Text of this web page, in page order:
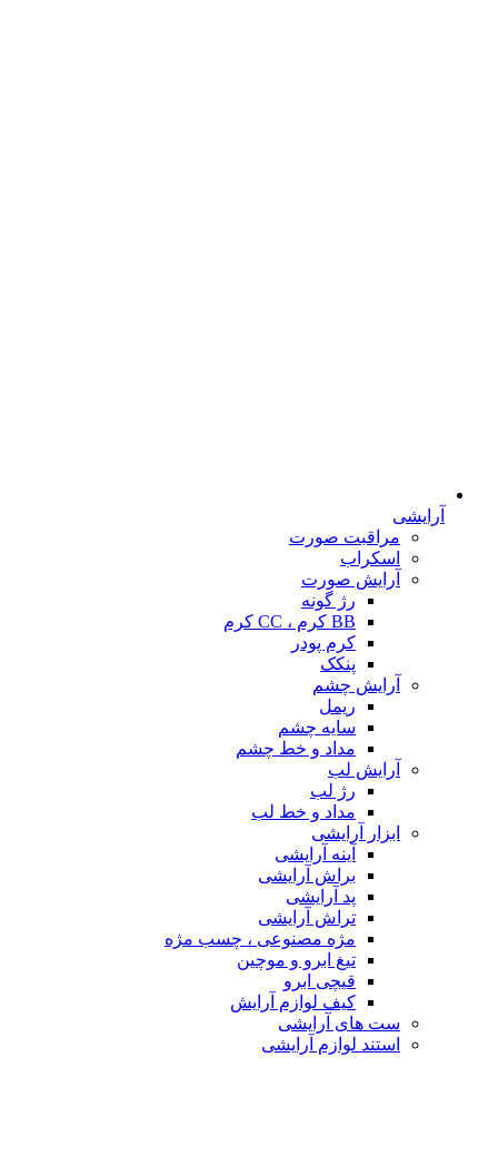
آرایشی
مراقبت صورت
اسکراب
آرایش صورت
رژ گونه
BB کرم ، CC کرم
کرم پودر
پنکک
آرایش چشم
ریمل
سایه چشم
مداد و خط چشم
آرایش لب
رژ لب
مداد و خط لب
ابزار آرایشی
آینه آرایشی
براش آرایشی
پد آرایشی
تراش آرایشی
مژه مصنوعی ، چسب مژه
تیغ ابرو و موچین
قیچی ابرو
کیف لوازم آرایش
ست های آرایشی
استند لوازم آرایشی